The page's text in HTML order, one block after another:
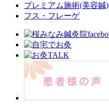
プレミアム施術(美容鍼)
フス・フレーゲ